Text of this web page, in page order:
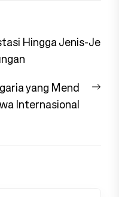
Hingga Jenis-Je
yang Mend
Internasional